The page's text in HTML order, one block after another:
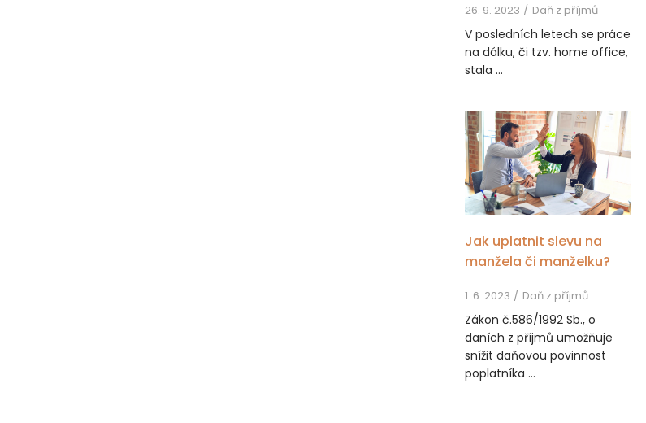
26. 9. 2023 Daň z příjmů
V posledních letech se práce
na dálku, či tzv. home office,
stala ...
Jak uplatnit slevu na
manžela či manželku?
1. 6. 2023 Daň z příjmů
Zákon č.586/1992 Sb., o
daních z příjmů umožňuje
snížit daňovou povinnost
poplatníka ...